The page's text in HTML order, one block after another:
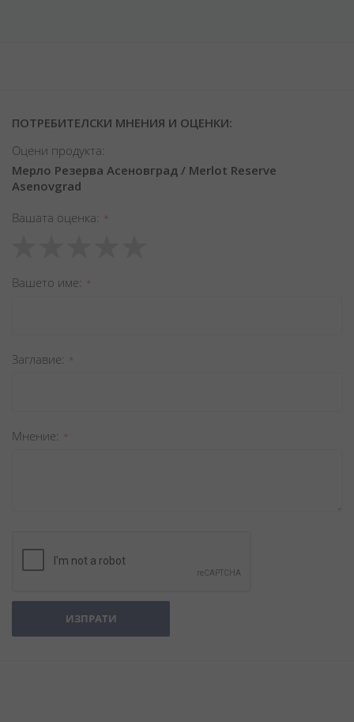
ПОТРЕБИТЕЛСКИ МНЕНИЯ И ОЦЕНКИ:
Оцени продукта:
Мерло Резерва Асеновград / Merlot Reserve
Asenovgrad
Вашата оценка
star
stars
stars
stars
stars
Вашето име
Заглавиe
Мнение
ИЗПРАТИ